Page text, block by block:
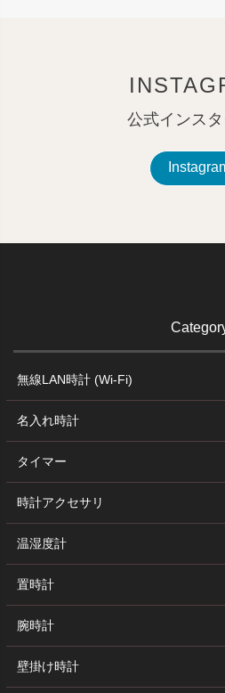
公式インス
無線LAN時計 (Wi-Fi)
名入れ時計
タイマー
時計アクセサリ
温湿度計
置時計
腕時計
壁掛け時計